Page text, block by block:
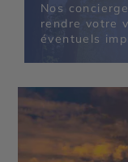
Nos
rendre votre
éventuels